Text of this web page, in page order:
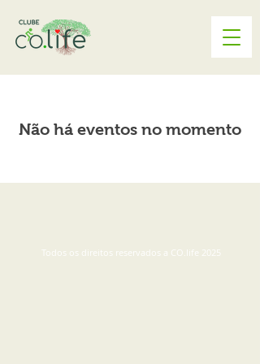
Não há eventos no momento
Todos os direitos reservados a CO.life 2025